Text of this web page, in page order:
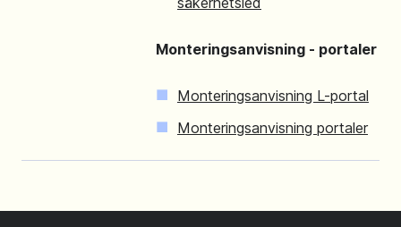
Monteringsanvisning - portaler
Monteringsanvisning L-portal
Monteringsanvisning portaler